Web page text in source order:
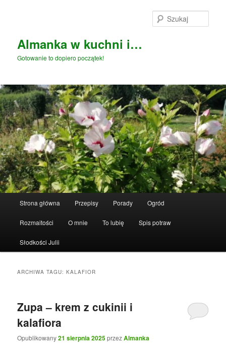
Almanka w kuchni i…
Gotowanie to dopiero początek!
Strona główna Przepisy Porady Ogród
Rozmaitości O mnie To lubię Spis potraw
Słodkości Julii
ARCHIWA TAGU:KALAFIOR
Zupa – krem z cukinii i
kalafiora
Opublikowany21 sierpnia 2025przezAlmanka